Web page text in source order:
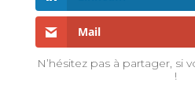
Mail
N’hésitez pas à partager, si
!